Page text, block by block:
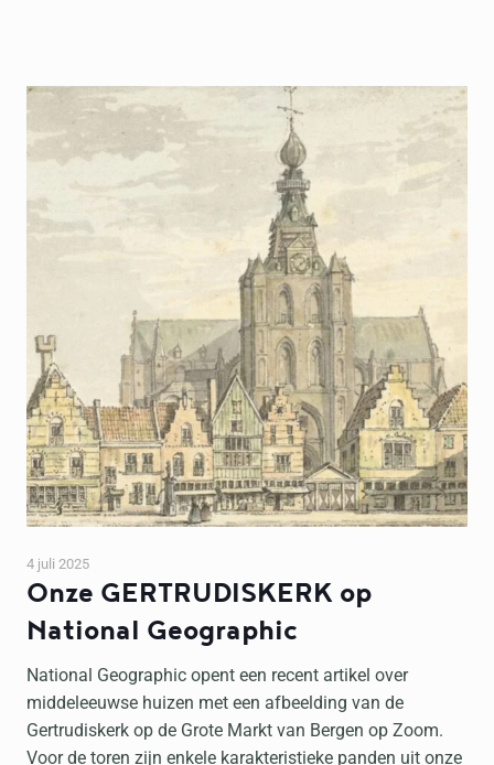
Onze GERTRUDISKERK op
National Geographic
4 juli 2025
National Geographic opent een recent artikel over
middeleeuwse huizen met een afbeelding van de
Gertrudiskerk op de Grote Markt van Bergen op Zoom.
Voor de toren zijn enkele karakteristieke panden uit onze